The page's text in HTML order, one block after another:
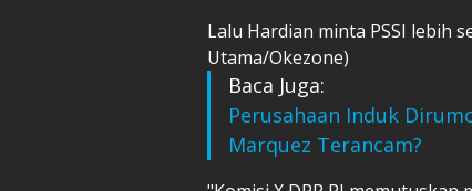
Lalu Hardian minta PSSI lebih
Utama/Okezone)
Baca Juga:
Perusahaan Induk
Marquez Terancam?